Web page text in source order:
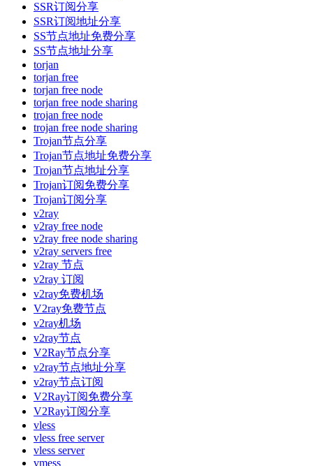
SSR订阅分享
SSR订阅地址分享
SS节点地址免费分享
SS节点地址分享
torjan
torjan free
torjan free node
torjan free node sharing
trojan free node
trojan free node sharing
Trojan节点分享
Trojan节点地址免费分享
Trojan节点地址分享
Trojan订阅免费分享
Trojan订阅分享
v2ray
v2ray free node
v2ray free node sharing
v2ray servers free
v2ray 节点
v2ray 订阅
v2ray免费机场
V2ray免费节点
v2ray机场
v2ray节点
V2Ray节点分享
v2ray节点地址分享
v2ray节点订阅
V2Ray订阅免费分享
V2Ray订阅分享
vless
vless free server
vless server
vmess